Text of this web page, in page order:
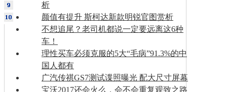
析
颜值有提升 斯柯达新款明锐官图赏析
不想追尾？老司机都说一定要远离这6种
车！
理性买车必须克服的5大“毛病”91.3%的中
国人都有
广汽传祺GS7测试谍照曝光 配大尺寸屏幕
宝沃2017还会火么，会不会重复观致之路